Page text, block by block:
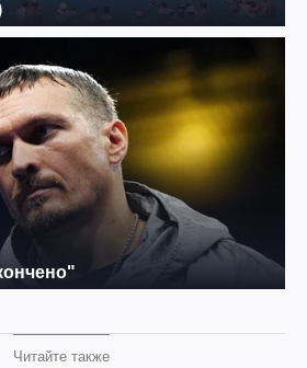
Читайте также